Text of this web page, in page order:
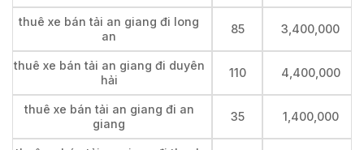
thuê xe bán tải an giang đi long
an
85 3,400,000
thuê xe bán tải an giang đi duyên
hải
110 4,400,000
thuê xe bán tải an giang đi an
giang
35 1,400,000